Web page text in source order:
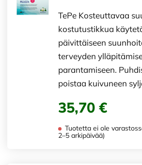
TePe Kosteuttavaa
kostutustikkua
päivittäiseen
terveyden
parantamiseen.
poistaa kuivuneen
35,70 €
Tuotetta ei ole
2–5 arkipäivää)